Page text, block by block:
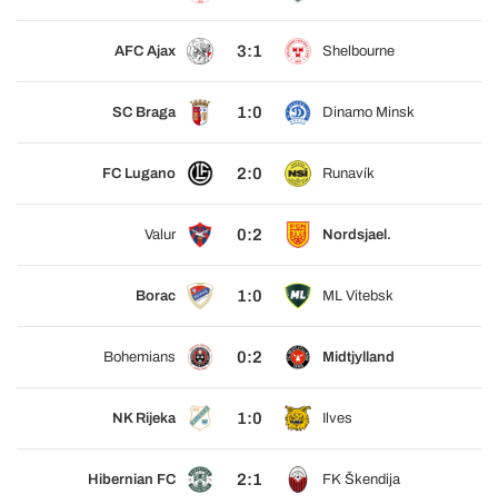
AFC Ajax 3:1 Shelbourne
SC Braga 1:0 Dinamo Minsk
FC Lugano 2:0 Runavík
Valur 0:2 Nordsjael.
Borac 1:0 ML Vitebsk
Bohemians 0:2 Midtjylland
NK Rijeka 1:0 Ilves
Hibernian FC 2:1 FK Škendija